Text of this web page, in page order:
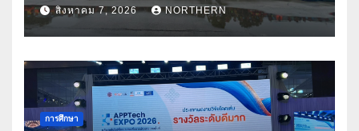
สิงหาคม 7, 2026 NORTHERN
การศึกษา